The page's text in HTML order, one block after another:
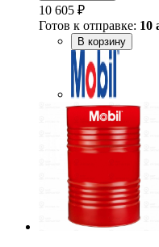
10 605 ₽
Готов к отправке: 10
В корзину